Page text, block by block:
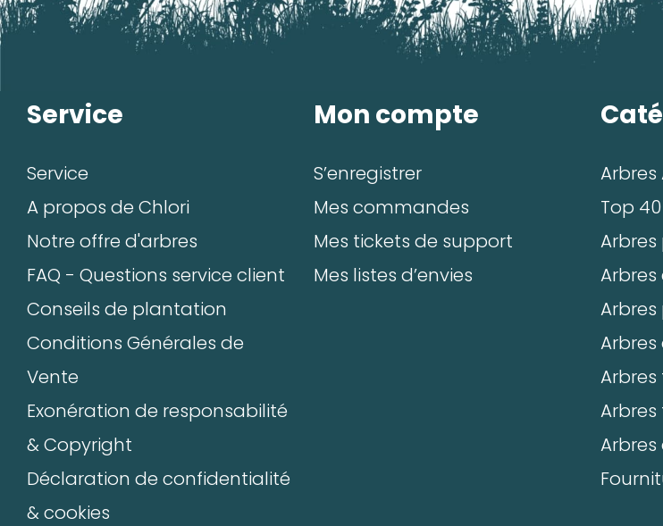
E-mail:*
Service
Service
A propos de Chlori
Notre offre d'arbres
FAQ - Questions service client
Conseils de plantation
Conditions Générales de
Vente
Exonération de responsabilité
& Copyright
Déclaration de confidentialité
& cookies
Mon compte
S’enregistrer
Mes commandes
Mes tickets de support
Mes listes d’envies
Arbres
Top 40
Arbres
Arbres
Arbres